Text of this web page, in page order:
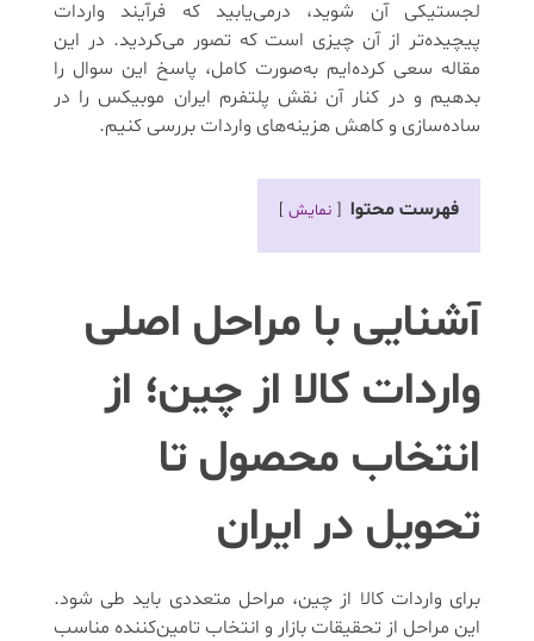
لجستیکی آن شوید، درمی‌یابید که فرآیند واردات
پیچیده‌تر از آن چیزی است که تصور می‌کردید. در این
مقاله سعی کرده‌ایم به‌صورت کامل، پاسخ این سوال را
بدهیم و در کنار آن نقش پلتفرم ایران موبیکس را در
ساده‌سازی و کاهش هزینه‌های واردات بررسی کنیم.
فهرست محتوا نمایش
آشنایی با مراحل اصلی
واردات کالا از چین؛ از
انتخاب محصول تا
تحویل در ایران
برای واردات کالا از چین، مراحل متعددی باید طی شود.
این مراحل از تحقیقات بازار و انتخاب تامین‌کننده مناسب